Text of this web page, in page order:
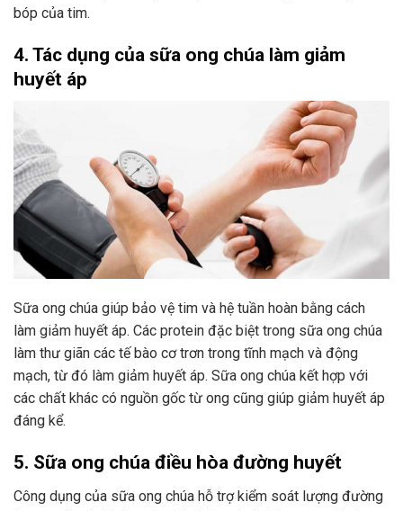
bóp của tim.
4. Tác dụng của sữa ong chúa làm giảm
huyết áp
Sữa ong chúa giúp bảo vệ tim và hệ tuần hoàn bằng cách
làm giảm huyết áp. Các protein đặc biệt trong sữa ong chúa
làm thư giãn các tế bào cơ trơn trong tĩnh mạch và động
mạch, từ đó làm giảm huyết áp. Sữa ong chúa kết hợp với
các chất khác có nguồn gốc từ ong cũng giúp giảm huyết áp
đáng kể.
5. Sữa ong chúa điều hòa đường huyết
Công dụng của sữa ong chúa hỗ trợ kiểm soát lượng đường